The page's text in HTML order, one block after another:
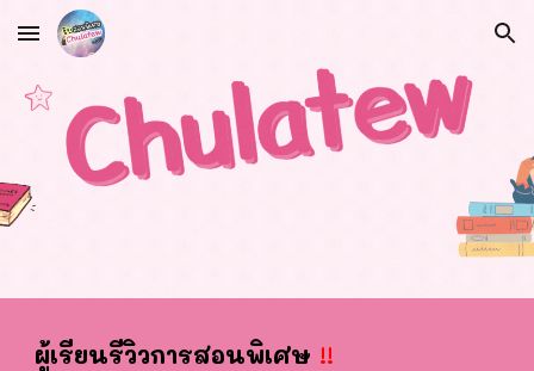
Skip to main content Skip to navigation
ผู้เรียนรีวิวการสอนพิเศษ !!